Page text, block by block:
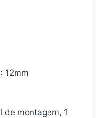
12mm
de montagem, 1